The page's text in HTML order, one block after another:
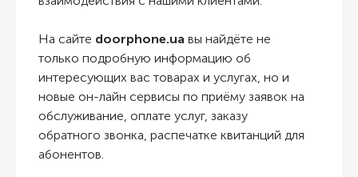
На сайте doorphone.ua вы найдёте не
только подробную информацию об
интересующих вас товарах и услугах, но и
новые он-лайн сервисы по приёму заявок на
обслуживание, оплате услуг, заказу
обратного звонка, распечатке квитанций для
абонентов.